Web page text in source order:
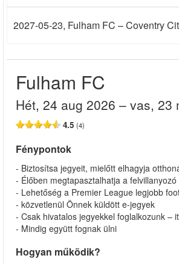
2027-05-23, Fulham FC – Coventry
Fulham FC
hét, 24 aug 2026 – vas, 23
4.5 (4)
Fénypontok
- Biztosítsa jegyeit, mielőtt elhagyja
- Élőben megtapasztalhatja a
- Lehetőség a Premier League legjobb
- közvetlenül Önnek küldött e-jegyek
- Csak hivatalos jegyekkel foglalkozunk –
- Mindig együtt fognak ülni
Hogyan működik?